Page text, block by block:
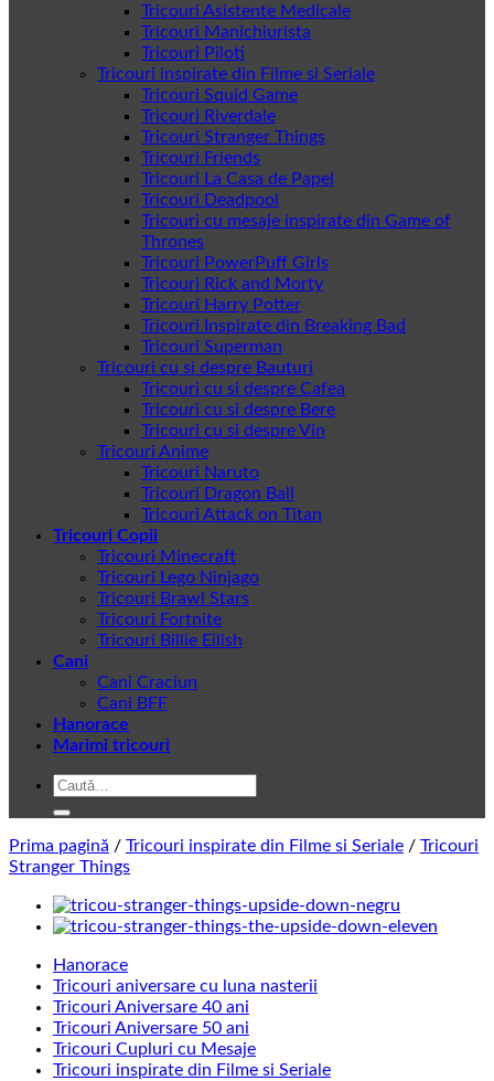
Tricouri Asistente Medicale
Tricouri Manichiurista
Tricouri Piloti
Tricouri inspirate din Filme si Seriale
Tricouri Squid Game
Tricouri Riverdale
Tricouri Stranger Things
Tricouri Friends
Tricouri La Casa de Papel
Tricouri Deadpool
Tricouri cu mesaje inspirate din Game of
Thrones
Tricouri PowerPuff Girls
Tricouri Rick and Morty
Tricouri Harry Potter
Tricouri Inspirate din Breaking Bad
Tricouri Superman
Tricouri cu si despre Bauturi
Tricouri cu si despre Cafea
Tricouri cu si despre Bere
Tricouri cu si despre Vin
Tricouri Anime
Tricouri Naruto
Tricouri Dragon Ball
Tricouri Attack on Titan
Tricouri Copii
Tricouri Minecraft
Tricouri Lego Ninjago
Tricouri Brawl Stars
Tricouri Fortnite
Tricouri Billie Eilish
Cani
Cani Craciun
Cani BFF
Hanorace
Marimi tricouri
Caută
Prima pagină / Tricouri inspirate din Filme si Seriale / Tricouri
Stranger Things
Hanorace
Tricouri aniversare cu luna nasterii
Tricouri Aniversare 40 ani
Tricouri Aniversare 50 ani
Tricouri Cupluri cu Mesaje
Tricouri inspirate din Filme si Seriale